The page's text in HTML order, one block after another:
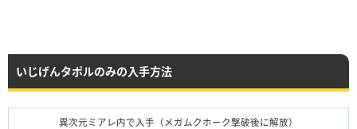
いじげんタポルのみの入手方法
異次元ミアレ内で入手（メガムクホーク撃破後に解放）